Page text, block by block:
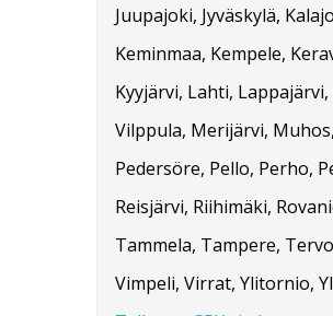
Juupajoki, Jyväskylä,
Keminmaa, Kempele,
Kyyjärvi, Lahti,
Vilppula, Merijärvi,
Pedersöre, Pello, Perho,
Reisjärvi, Riihimäki,
Tammela, Tampere,
Vimpeli, Virrat, Ylitornio,